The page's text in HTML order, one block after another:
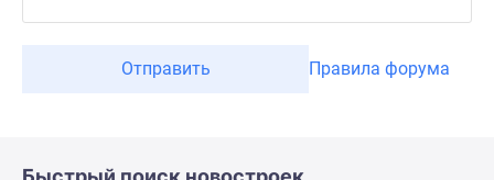
Отправить Правила форума